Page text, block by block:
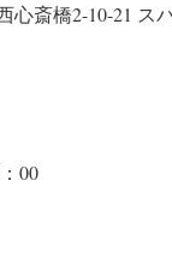
心斎橋2-10-21 ス
00